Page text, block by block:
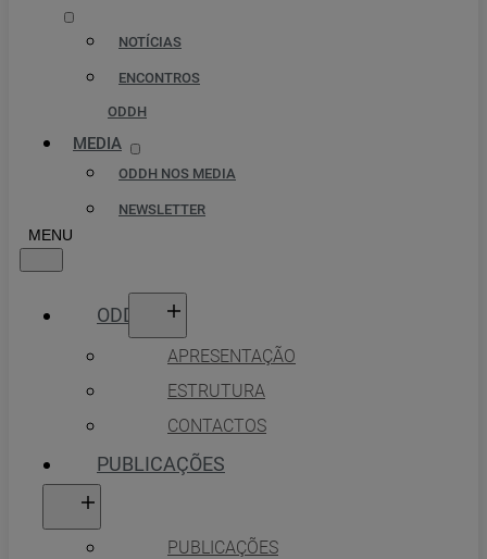
NOTÍCIAS
ENCONTROS
ODDH
MEDIA
ODDH NOS MEDIA
NEWSLETTER
ODDH
APRESENTAÇÃO
ESTRUTURA
CONTACTOS
PUBLICAÇÕES
PUBLICAÇÕES